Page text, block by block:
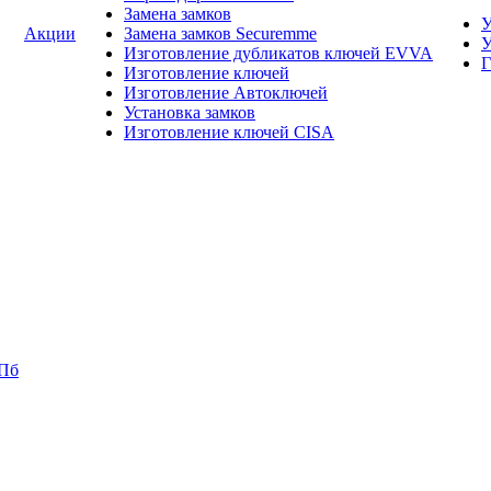
Акции
Замена замков
Замена замков Securemme
Изготовление дубликатов ключей EVVA
Изготовление ключей
Изготовление Автоключей
Установка замков
Изготовление ключей CISA